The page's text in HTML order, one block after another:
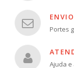
Portes
Ajuda